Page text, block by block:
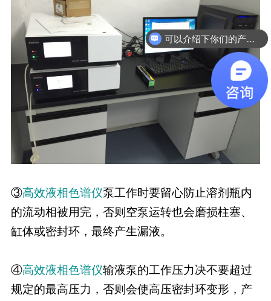
③高效液相色谱仪泵工作时要留心防止溶剂瓶内
的流动相被用完，否则空泵运转也会磨损柱塞、
缸体或密封环，最终产生漏液。
④高效液相色谱仪输液泵的工作压力决不要超过
规定的最高压力，否则会使高压密封环变形，产
可以介绍下你们的产品么